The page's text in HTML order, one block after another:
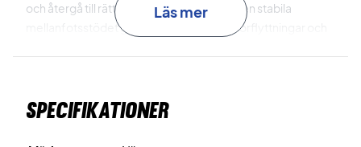
och återgå till rätt position med kontroll. Den stabila
mellanfotsstödet ger extra stöd vid sidoförflyttningar och
häl till tå, så att du får en säkrare känsla under aggressiva
minskar vikten men bevarar slitstyrkan där det behövs vid
Läs mer
Specifikationer